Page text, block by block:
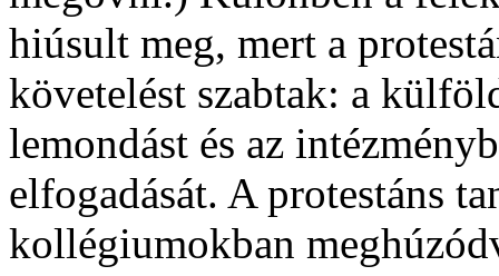
hiúsult meg, mert a
követelést szabtak: a
lemondást és az
elfogadását. A protestáns
kollégiumokban